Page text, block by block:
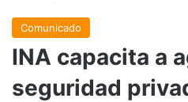
Comunicado
INA capacita a
seguridad